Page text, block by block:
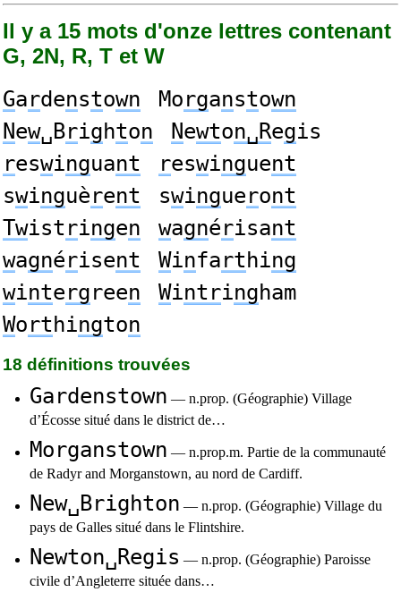
Il y a 15 mots d'onze lettres contenant
G, 2N, R, T et W
Gardenstown Morganstown
New␣Brighton Newton␣Regis
reswinguant reswinguent
swinguèrent swingueront
Twistringen wagnérisant
wagnérisent Winfarthing
wintergreen Wintringham
Worthington
18 définitions trouvées
Gardenstown — n.prop. (Géographie) Village
d’Écosse situé dans le district de…
Morganstown — n.prop.m. Partie de la communauté
de Radyr and Morganstown, au nord de Cardiff.
New␣Brighton — n.prop. (Géographie) Village du
pays de Galles situé dans le Flintshire.
Newton␣Regis — n.prop. (Géographie) Paroisse
civile d’Angleterre située dans…